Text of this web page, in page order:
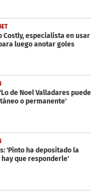
Costly, especialista en usar
luego anotar goles
de Noel Valladares puede
o permanente'
'Pinto ha depositado la
hay que responderle'